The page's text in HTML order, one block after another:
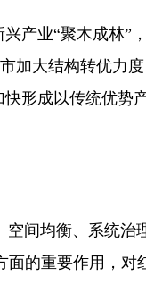
产业“聚木成林”
加大结构转优力
形成以传统优势
间均衡、系统治
的重要作用，对